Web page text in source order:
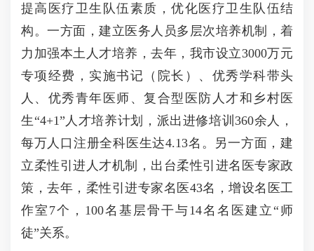
提高医疗卫生队伍素质，优化医疗卫生队伍结
构。一方面，建立医务人员多层次培养机制，着
力加强本土人才培养，去年，我市设立3000万元
专项经费，实施书记（院长）、优秀学科带头
人、优秀青年医师、复合型医防人才和乡村医
生 “4+1” 人才培养计划，派出进修培训360余人，
每万人口注册全科医生达4.13名。另一方面，建
立柔性引进人才机制，出台柔性引进名医专家政
策，去年，柔性引进专家名医43名，增设名医工
作室 7个， 100名基层骨干与14名名医建立 “师
徒”关系。